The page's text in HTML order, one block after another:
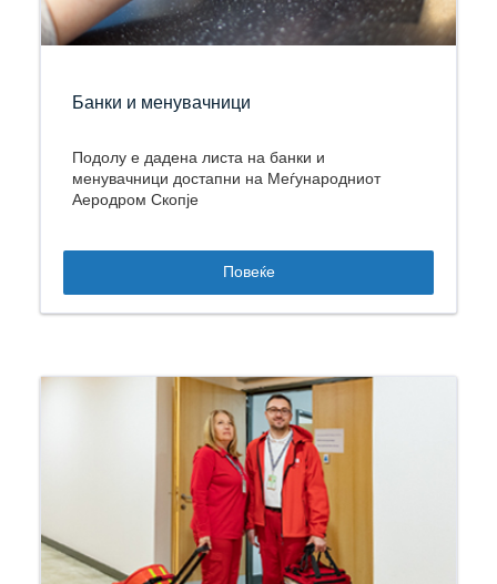
Банки и менувачници
Подолу е дадена листа на банки и
менувачници достапни на Меѓународниот
Аеродром Скопје
Повеќе